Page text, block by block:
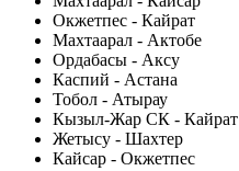
Окжетпес - Кайрат
Махтаарал - Актобе
Ордабасы - Аксу
Каспий - Астана
Тобол - Атырау
Кызыл-Жар СК - Кайрат
Жетысу - Шахтер
Кайсар - Окжетпес